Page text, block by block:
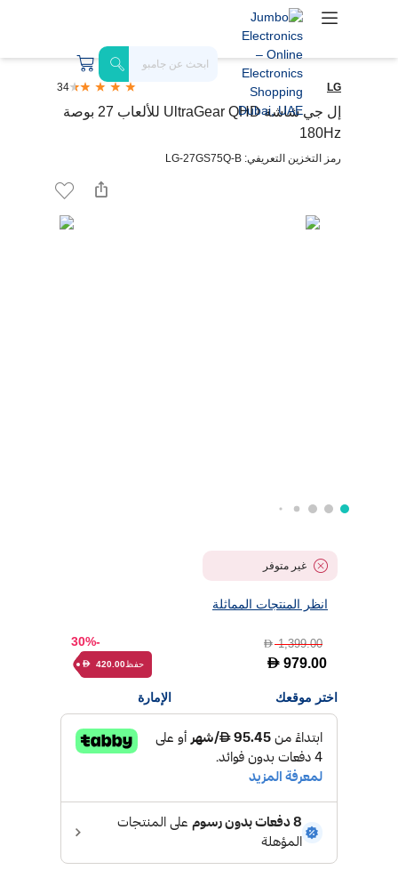
LG
34
إل جي شاشة UltraGear QHD للألعاب 27 بوصة
180Hz
رمز التخزين التعريفي: LG-27GS75Q-B
غير متوفر
انظر المنتجات المماثلة
D1,399.00
D 979.00
-30%
حفظ D 420.00
اختر موقعك الإمارة